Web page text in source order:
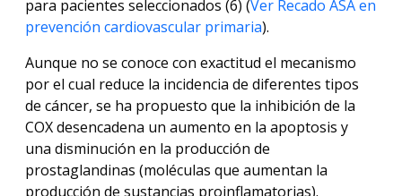
para pacientes seleccionados (6) (Ver Recado ASA en
prevención cardiovascular primaria).
Aunque no se conoce con exactitud el mecanismo
por el cual reduce la incidencia de diferentes tipos
de cáncer, se ha propuesto que la inhibición de la
COX desencadena un aumento en la apoptosis y
una disminución en la producción de
prostaglandinas (moléculas que aumentan la
producción de sustancias proinflamatorias).